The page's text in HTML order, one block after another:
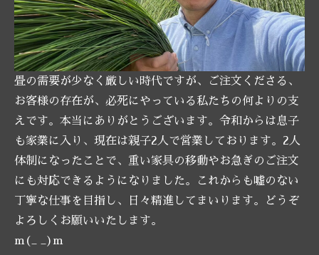
畳の需要が少なく厳しい時代ですが、ご注文くださる、
お客様の存在が、必死にやっている私たちの何よりの支
えです。本当にありがとうございます。令和からは息子
も家業に入り、現在は親子2人で営業しております。2人
体制になったことで、重い家具の移動やお急ぎのご注文
にも対応できるようになりました。これからも嘘のない
丁寧な仕事を目指し、日々精進してまいります。どうぞ
よろしくお願いいたします。
m(_ _)m